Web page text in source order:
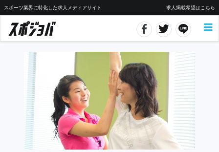
スポーツ業界に特化した求人メディアサイト 求人掲載希望はこちら